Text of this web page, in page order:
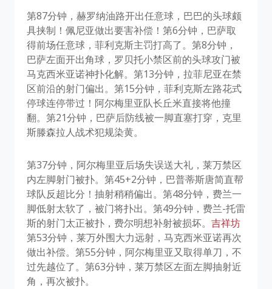
第87分钟，赫罗纳油路开出任意球，巴巴的头球颇
具挟制！佩尼亚做出要害补偿！第6分钟，巴萨取
得前场任意球，菲利克斯主罚打高了。第8分钟，
巴萨左面开出角球，罗贝托小禁区前的头球攻门被
马克西米亚诺神扑化解。第13分钟，拉菲尼亚在禁
区前沿的射门偏出。第15分钟，菲利克斯左路花式
停球连停带过！阿尔梅里亚队长丘米直接将他撞
翻。第21分钟，巴萨后防线被一脚直塞打穿，克里
斯滕森拉人战术犯规染黄。
第37分钟，阿尔梅里亚后场失误送大礼，莱万禁区
内左脚射门被扑。第45+2分钟，巴普蒂斯唐简直帮
球队反超比分！抽射稍稍偏出。第48分钟，费兰一
脚低射太软了，被门将扑出。第49分钟，费兰-托雷
斯的射门太正被扑，费尔明想补射被损坏。 吉祥坊
第53分钟，莱万外围大力远射，马克西米亚诺再次
做出补偿。第55分钟，阿尔梅里亚又取得单刀，不
过先越位了。第63分钟，莱万禁区左面左脚抽射近
角，再次被扑。